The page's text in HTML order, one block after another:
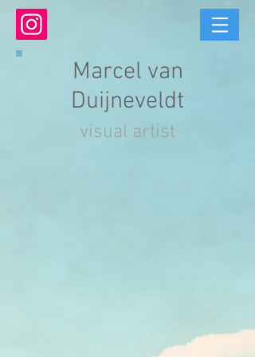
Marcel van
Duijneveldt
visual artist